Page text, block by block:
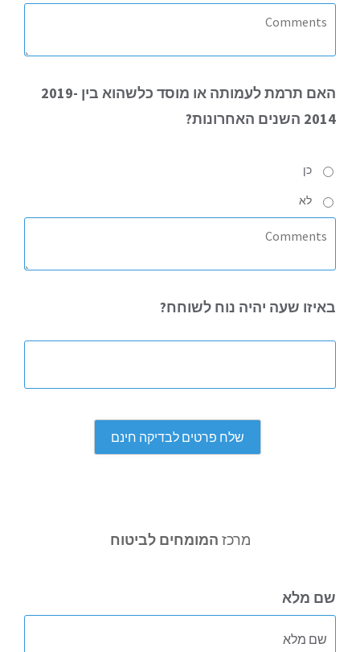
האם
תרמת לעמותה או מוסד כלשהוא בין 2019-
2014 השנים האחרונות?
כן
לא
באיזו שעה יהיה נוח לשוחח?
מרכז המומחים לביטוח
שם מלא